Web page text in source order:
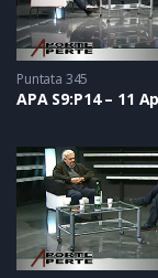
Puntata 345
APA S9:P14 – 11